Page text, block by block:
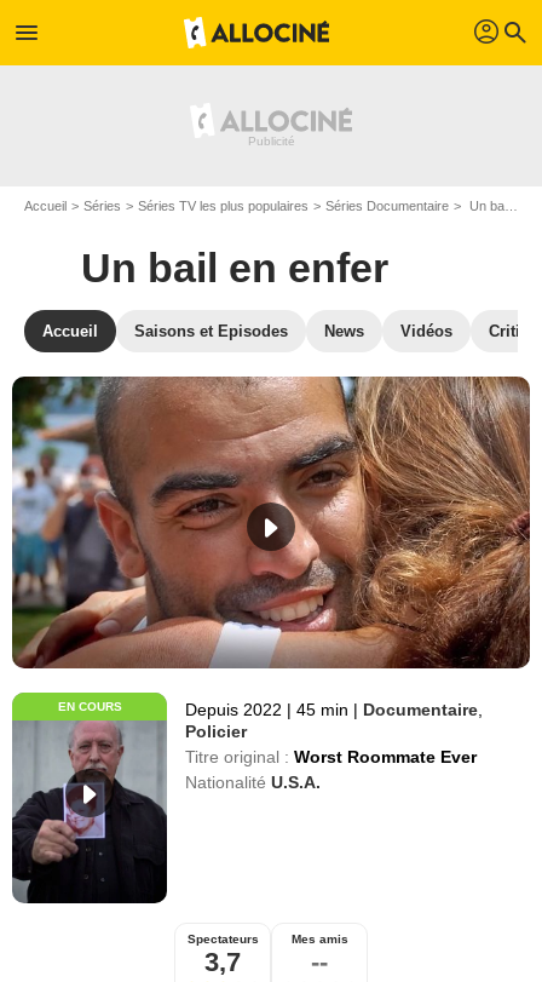
menu profil search
Accueil Séries Séries TV les plus populaires Séries Documentaire Un bail en enfer
Un bail en enfer
Accueil Saisons et Episodes News Vidéos
EN COURS Depuis 2022 | 45 min | Documentaire
Policier
Titre original : Worst Roommate Ever
Nationalité U.S.A.
Spectateurs
3,7
Mes amis
--